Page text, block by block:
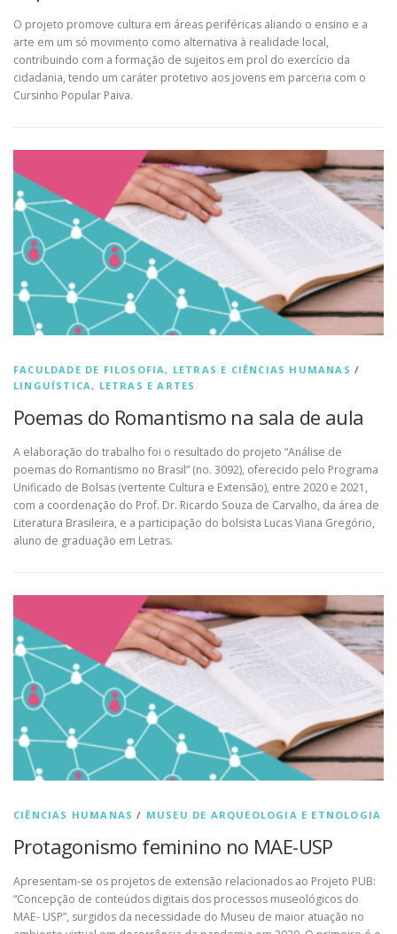
O projeto promove cultura em áreas periféricas aliando o ensino e a
arte em um só movimento como alternativa à realidade local,
contribuindo com a formação de sujeitos em prol do exercício da
cidadania, tendo um caráter protetivo aos jovens em parceria com o
Cursinho Popular Paiva.
FACULDADE DE FILOSOFIA, LETRAS E CIÊNCIAS HUMANAS /
LINGUÍSTICA, LETRAS E ARTES
Poemas do Romantismo na sala de aula
A elaboração do trabalho foi o resultado do projeto “Análise de
poemas do Romantismo no Brasil” (no. 3092), oferecido pelo Programa
Unificado de Bolsas (vertente Cultura e Extensão), entre 2020 e 2021,
com a coordenação do Prof. Dr. Ricardo Souza de Carvalho, da área de
Literatura Brasileira, e a participação do bolsista Lucas Viana Gregório,
aluno de graduação em Letras.
CIÊNCIAS HUMANAS / MUSEU DE ARQUEOLOGIA E ETNOLOGIA
Protagonismo feminino no MAE-USP
Apresentam-se os projetos de extensão relacionados ao Projeto PUB:
“Concepção de conteúdos digitais dos processos museológicos do
MAE- USP”, surgidos da necessidade do Museu de maior atuação no